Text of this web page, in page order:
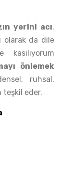
yerini acı,
olarak da dile
önlemek
ruhsal,
teşkil eder.